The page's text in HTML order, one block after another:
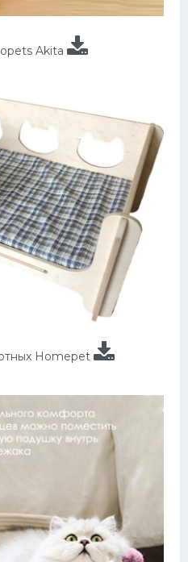
Akita
Homepet